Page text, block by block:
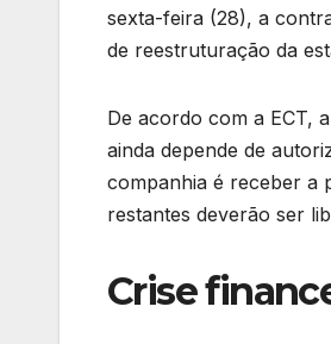
sexta-feira (28), a
de reestruturação da
De acordo com a ECT,
ainda depende de
companhia é receber a
restantes deverão ser
Crise